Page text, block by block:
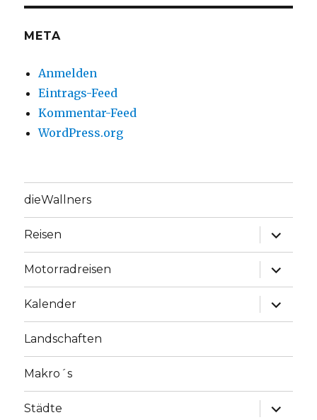
META
Anmelden
Eintrags-Feed
Kommentar-Feed
WordPress.org
dieWallners
Reisen
Motorradreisen
Kalender
Landschaften
Makro´s
Städte